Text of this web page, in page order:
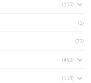
(115)
(1)
(72)
(452)
(118)